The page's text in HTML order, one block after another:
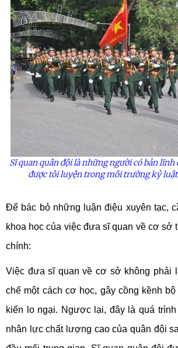
Sĩ quan quân đội là những người có bản
được tôi luyện trong môi trường kỷ
Để bác bỏ những luận điệu xuyên tạc,
khoa học của việc đưa sĩ quan về cơ sở
chính:
Việc đưa sĩ quan về cơ sở không phải
chế một cách cơ học, gây cồng kềnh
kiến lo ngại. Ngược lại, đây là quá
nhân lực chất lượng cao của quân đội